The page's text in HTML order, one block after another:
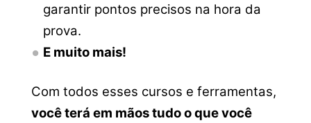
garantir pontos precisos na hora da
prova.
E muito mais!
Com todos esses cursos e ferramentas,
você terá em mãos tudo o que você